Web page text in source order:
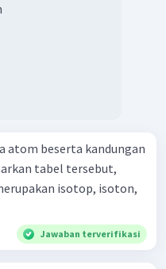
atom beserta kandungan
isotop, isoton,
Jawaban terverifikasi